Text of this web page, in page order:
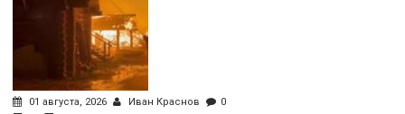
01 августа, 2026 Иван Краснов 0